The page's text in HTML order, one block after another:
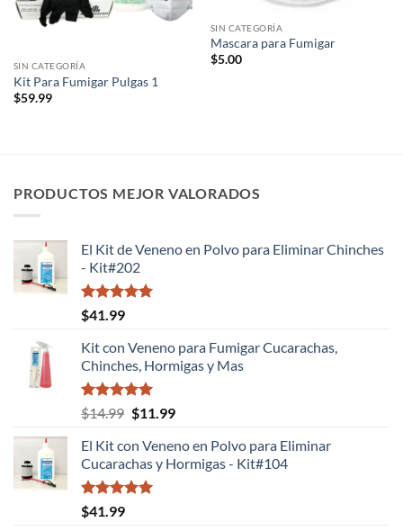
SIN CATEGORÍA
Kit Para Fumigar Pulgas 1
$59.99
SIN CATEGORÍA
Mascara para Fumigar
$5.00
PRODUCTOS MEJOR VALORADOS
El Kit de Veneno en Polvo para Eliminar Chinches
- Kit#202
Valorado
con
de 5
$41.99
Kit con Veneno para Fumigar Cucarachas,
Chinches, Hormigas y Mas
Valorado
con
de 5
$14.99 El
original
era:
$14.99.
$11.99El
actual
es:
El Kit con Veneno en Polvo para Eliminar
Cucarachas y Hormigas - Kit#104
Valorado
con
$41.99